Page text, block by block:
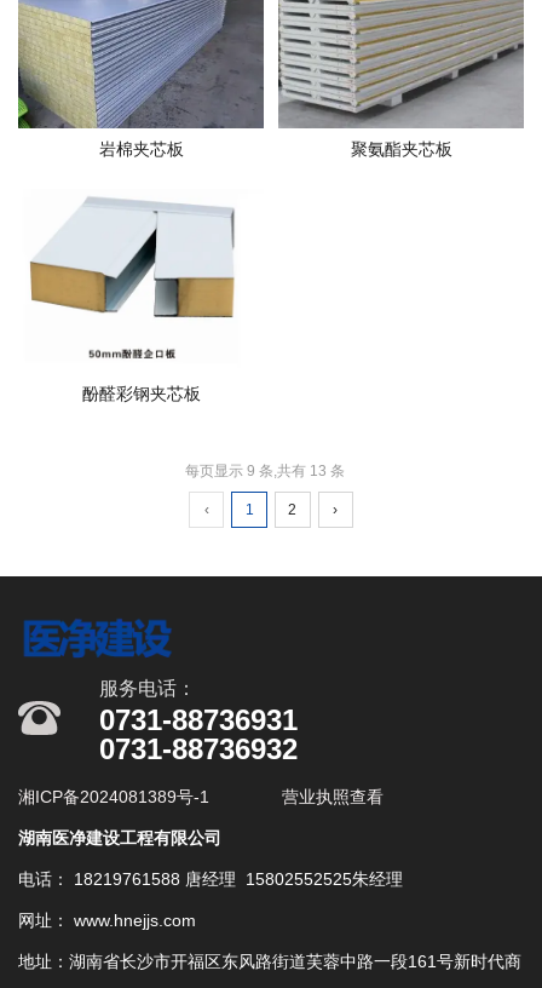
岩棉夹芯板 聚氨酯夹芯板
酚醛彩钢夹芯板
每页显示 9 条,共有 13 条
‹ 1 2 ›
服务电话：
0731-88736931
0731-88736932
湘ICP备2024081389号-1 营业执照查看
湖南医净建设工程有限公司
电话： 18219761588 唐经理 15802552525朱经理
网址： www.hnejjs.com
地址：湖南省长沙市开福区东风路街道芙蓉中路一段161号新时代商